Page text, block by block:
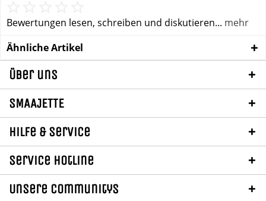
Bewertungen lesen, schreiben und diskutieren... mehr
Ähnliche Artikel
Über uns
SMAAJETTE
Hilfe & Service
Service Hotline
Unsere Communitys